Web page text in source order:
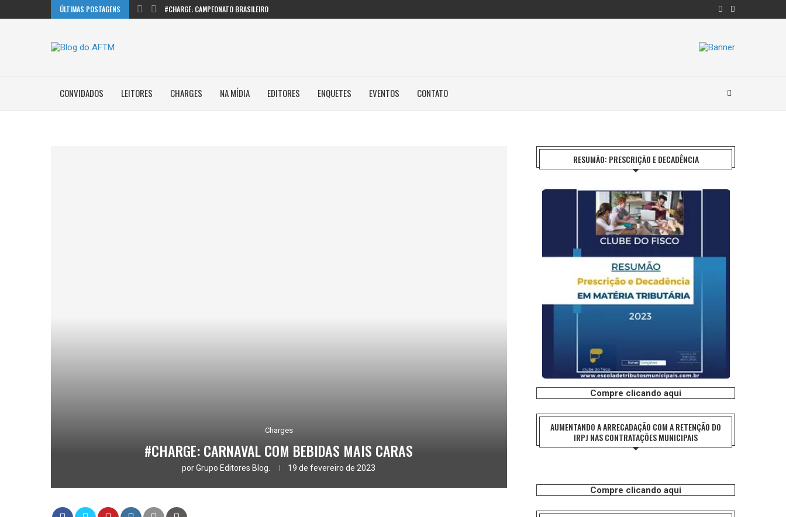
ÚLTIMAS POSTAGENS #CHARGE: CAMPEONATO BRASILEIRO
CONVIDADOS LEITORES CHARGES NA MÍDIA EDITORES ENQUETES EVENTOS CONTATO
Charges
#CHARGE: CARNAVAL COM BEBIDAS MAIS CARAS
porGrupo Editores Blog. 19 de fevereiro de 2023
RESUMÃO: PRESCRIÇÃO E DECADÊNCIA
Compre clicando aqui
AUMENTANDO A ARRECADAÇÃO COM A RETENÇÃO DO
IRPJ NAS CONTRATAÇÕES MUNICIPAIS
Compre clicando aqui